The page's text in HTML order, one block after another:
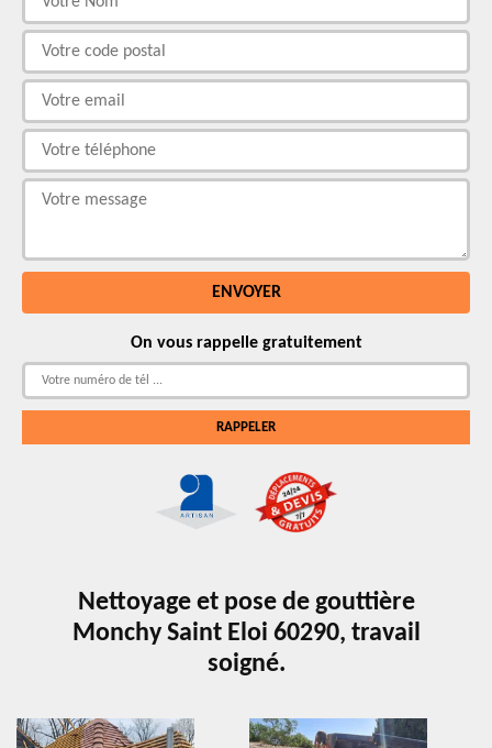
On vous rappelle gratuitement
Nettoyage et pose de gouttière
Monchy Saint Eloi 60290, travail
soigné.